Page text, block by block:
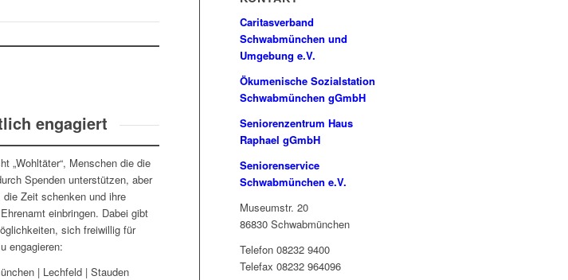
engagiert
„Wohltäter“, Menschen die die
Spenden unterstützen, aber
die Zeit schenken und ihre
einbringen. Dabei gibt
sich freiwillig für
engagieren:
| Lechfeld | Stauden
Caritasverband
Schwabmünchen und
Umgebung e.V.
Ökumenische Sozialstation
Schwabmünchen gGmbH
Seniorenzentrum Haus
Raphael gGmbH
Seniorenservice
Schwabmünchen e.V.
Museumstr. 20
86830 Schwabmünchen
Telefon 08232 9400
Telefax 08232 964096